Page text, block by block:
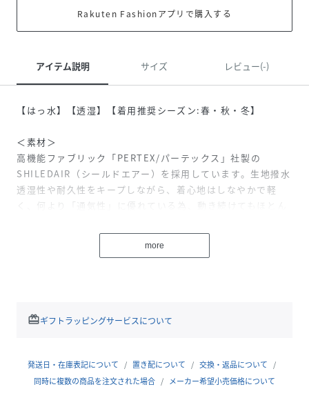
Rakuten Fashionアプリで購入する
アイテム説明 サイズ レビュー(-)
【はっ水】【透湿】【着用推奨シーズン:春・秋・冬】
＜素材＞
高機能ファブリック「PERTEX/パーテックス」社製の
SHILEDAIR（シールドエアー）を採用しています。生地撥水
透湿性や耐久性をキープしながら、着心地はしなやかで軽
く、何より「通気性」に優れている為、動き続けてもほとん
SHILEDAIR（パーテックスシールドエアー）」を使用してい
ます。裏側の素材をジャージスムース素材にブラッシュアッ
タム）」を採用。驚くほどに軽量で、優れた防風性・防寒性
頂けます。
more
redeemギフトラッピングサービスについて
発送日・在庫表記について 置き配について
交換・返品について
同時に複数の商品を注文された場合
メーカー希望小売価格について